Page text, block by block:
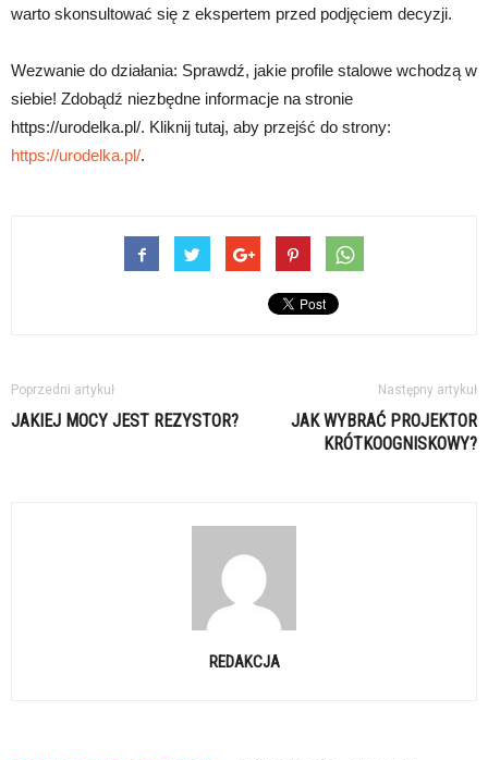
warto skonsultować się z ekspertem przed podjęciem decyzji.
Wezwanie do działania: Sprawdź, jakie profile stalowe wchodzą w
siebie! Zdobądź niezbędne informacje na stronie
https://urodelka.pl/. Kliknij tutaj, aby przejść do strony:
https://urodelka.pl/.
Poprzedni artykuł
JAKIEJ MOCY JEST REZYSTOR?
Następny artykuł
JAK WYBRAĆ PROJEKTOR
KRÓTKOOGNISKOWY?
REDAKCJA